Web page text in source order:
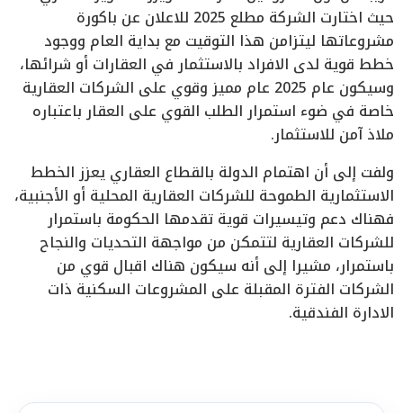
حيث اختارت الشركة مطلع 2025 للاعلان عن باكورة
مشروعاتها ليتزامن هذا التوقيت مع بداية العام ووجود
خطط قوية لدى الافراد بالاستثمار في العقارات أو شرائها،
وسيكون عام 2025 عام مميز وقوي على الشركات العقارية
خاصة في ضوء استمرار الطلب القوي على العقار باعتباره
ملاذ آمن للاستثمار.
ولفت إلى أن اهتمام الدولة بالقطاع العقاري يعزز الخطط
الاستثمارية الطموحة للشركات العقارية المحلية أو الأجنبية،
فهناك دعم وتيسيرات قوية تقدمها الحكومة باستمرار
للشركات العقارية لتتمكن من مواجهة التحديات والنجاح
باستمرار، مشيرا إلى أنه سيكون هناك اقبال قوي من
الشركات الفترة المقبلة على المشروعات السكنية ذات
الادارة الفندقية.